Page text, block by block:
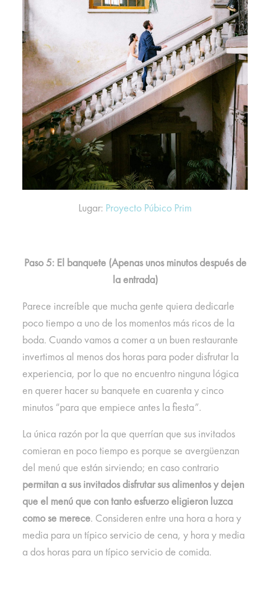
Lugar: Proyecto Púbico Prim
Paso 5: El banquete (Apenas unos minutos después de
la entrada)
Parece increíble que mucha gente quiera dedicarle
poco tiempo a uno de los momentos más ricos de la
boda. Cuando vamos a comer a un buen restaurante
invertimos al menos dos horas para poder disfrutar la
experiencia, por lo que no encuentro ninguna lógica
en querer hacer su banquete en cuarenta y cinco
minutos “para que empiece antes la fiesta”.
La única razón por la que querrían que sus invitados
comieran en poco tiempo es porque se avergüenzan
del menú que están sirviendo; en caso contrario
permitan a sus invitados disfrutar sus alimentos y dejen
que el menú que con tanto esfuerzo eligieron luzca
como se merece. Consideren entre una hora a hora y
media para un típico servicio de cena, y hora y media
a dos horas para un típico servicio de comida.